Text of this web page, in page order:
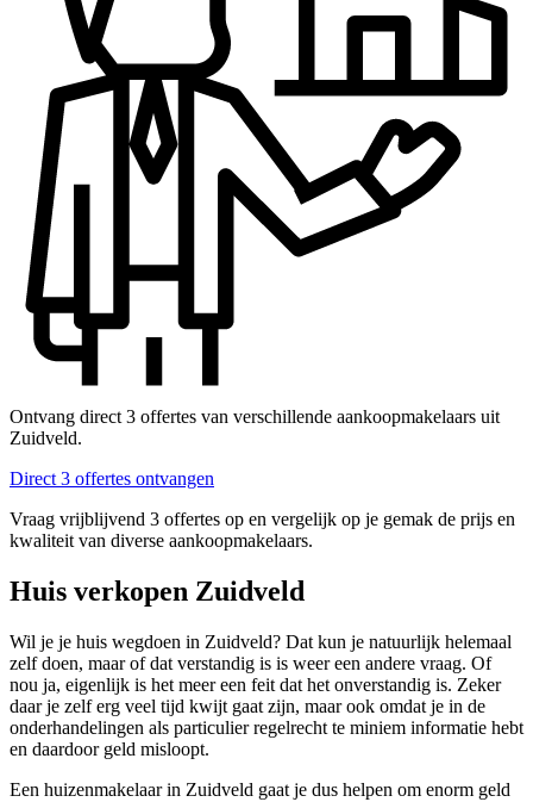
Ontvang direct 3 offertes van verschillende aankoopmakelaars uit
Zuidveld.
Direct 3 offertes ontvangen
Vraag vrijblijvend 3 offertes op en vergelijk op je gemak de prijs en
kwaliteit van diverse aankoopmakelaars.
Huis verkopen Zuidveld
Wil je je huis wegdoen in Zuidveld? Dat kun je natuurlijk helemaal
zelf doen, maar of dat verstandig is is weer een andere vraag. Of
nou ja, eigenlijk is het meer een feit dat het onverstandig is. Zeker
daar je zelf erg veel tijd kwijt gaat zijn, maar ook omdat je in de
onderhandelingen als particulier regelrecht te miniem informatie hebt
en daardoor geld misloopt.
Een huizenmakelaar in Zuidveld gaat je dus helpen om enorm geld